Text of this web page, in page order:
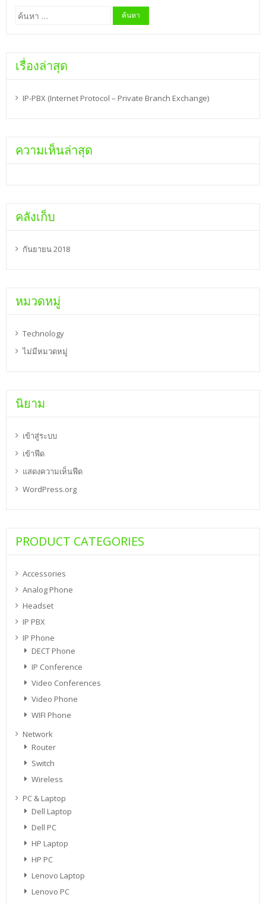
ค้นหา
สำหรับ:
เรื่องล่าสุด
IP-PBX (Internet Protocol – Private Branch Exchange)
ความเห็นล่าสุด
คลังเก็บ
กันยายน 2018
หมวดหมู่
Technology
ไม่มีหมวดหมู่
นิยาม
เข้าสู่ระบบ
เข้าฟีด
แสดงความเห็นฟีด
WordPress.org
PRODUCT CATEGORIES
Accessories
Analog Phone
Headset
IP PBX
IP Phone
DECT Phone
IP Conference
Video Conferences
Video Phone
WIFI Phone
Network
Router
Switch
Wireless
PC & Laptop
Dell Laptop
Dell PC
HP Laptop
HP PC
Lenovo Laptop
Lenovo PC